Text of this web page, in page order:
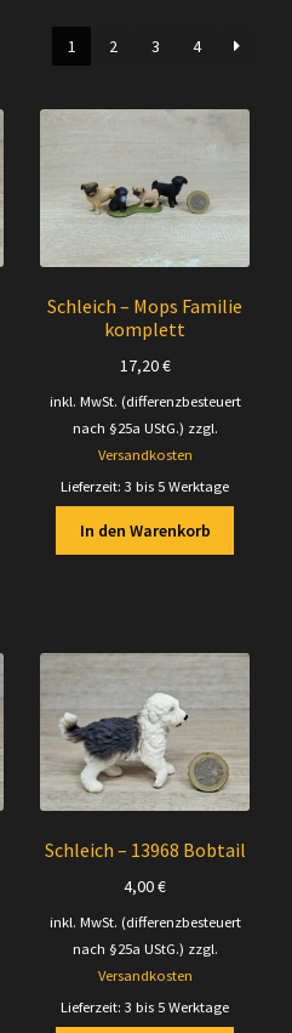
1 2 3 4
Schleich – Mops Familie
komplett
17,20€
inkl. MwSt. (differenzbesteuert
nach §25a UStG.) zzgl.
Versandkosten
Lieferzeit: 3 bis 5 Werktage
In den Warenkorb
Schleich – 13968 Bobtail
4,00€
inkl. MwSt. (differenzbesteuert
nach §25a UStG.) zzgl.
Versandkosten
Lieferzeit: 3 bis 5 Werktage